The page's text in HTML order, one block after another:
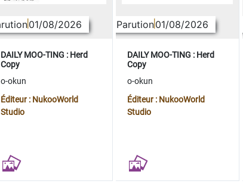
01/08/2026
DAILY MOO-TING : Herd
Copy
o-okun
Éditeur : NukooWorld
Studio
Parution01/08/2026
DAILY MOO-TING : Herd
Copy
o-okun
Éditeur : NukooWorld
Studio